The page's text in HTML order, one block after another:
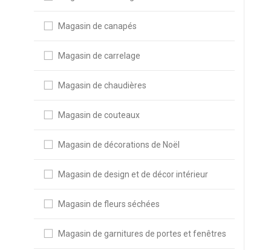
Magasin de canapés
Magasin de carrelage
Magasin de chaudières
Magasin de couteaux
Magasin de décorations de Noël
Magasin de design et de décor intérieur
Magasin de fleurs séchées
Magasin de garnitures de portes et fenêtres